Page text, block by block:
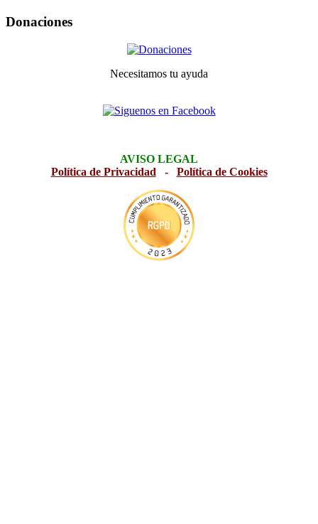
Donaciones
Necesitamos tu ayuda
AVISO LEGAL
Política de Privacidad - Política de Cookies